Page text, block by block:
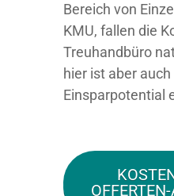
Bereich von
KMU, fallen die
Treuhandbüro
hier ist aber
Einsparpotential